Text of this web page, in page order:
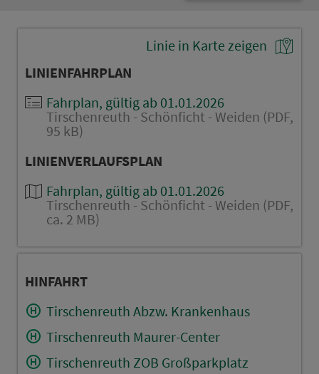
Linie in Karte zeigen
LINIENFAHRPLAN
Fahrplan, gültig ab 01.01.2026
Tirschenreuth - Schönficht - Weiden (PDF,
95 kB)
LINIENVERLAUFSPLAN
Fahrplan, gültig ab 01.01.2026
Tirschenreuth - Schönficht - Weiden (PDF,
ca. 2 MB)
HINFAHRT
Tirschenreuth Abzw. Krankenhaus
Tirschenreuth Maurer-Center
Tirschenreuth ZOB Großparkplatz